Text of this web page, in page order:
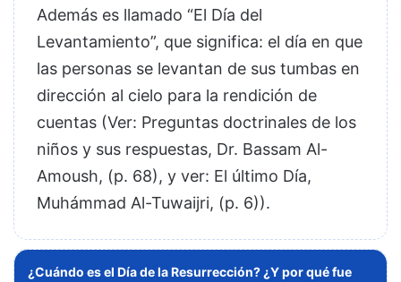
Además es llamado “El Día del
Levantamiento”, que significa: el día en que
las personas se levantan de sus tumbas en
dirección al cielo para la rendición de
cuentas (Ver: Preguntas doctrinales de los
niños y sus respuestas, Dr. Bassam Al-
Amoush, (p. 68), y ver: El último Día,
Muhámmad Al-Tuwaijri, (p. 6)).
¿Cuándo es el Día de la Resurrección? ¿Y por qué fue